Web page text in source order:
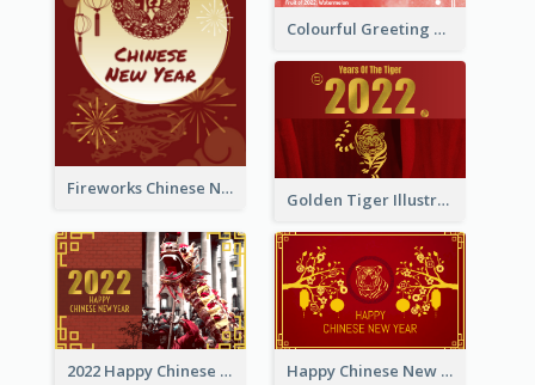
Fireworks Chinese New Year Greeting Card
Colourful Greeting Card For International Fruit Day 2021
Golden Tiger Illustration Chinese New Year Greeting Card
2022 Happy Chinese New Year Greeting Card With Photo Happy Chinese New Year Greeting Card With Chinese Tree Illustration